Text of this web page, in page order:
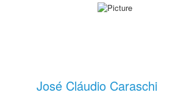
José Cláudio Caraschi